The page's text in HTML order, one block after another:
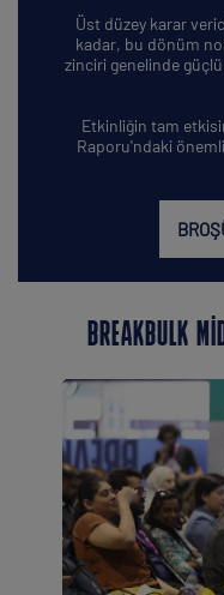
Üst düzey karar
kadar, bu dönüm
zinciri genelinde
Etkinliğin tam
Raporu'ndaki
BREAKBULK